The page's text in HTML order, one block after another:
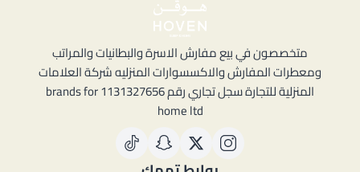
متخصصون في بيع مفارش الاسرة والبطانيات والمراتب
ومعطرات المفارش والاكسسوارات المنزليه شركة العلامات
المنزلية للتجارة سجل تجاري رقم 1131327656 brands for
home ltd